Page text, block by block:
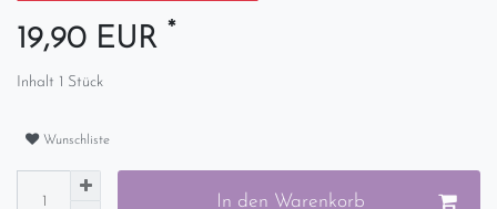
19,90 EUR *
Inhalt 1 Stück
Wunschliste
In den Warenkorb